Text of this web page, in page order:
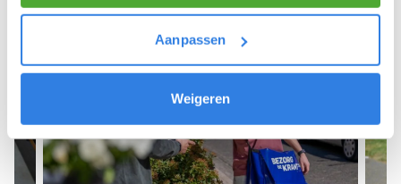
Aanpassen
Weigeren